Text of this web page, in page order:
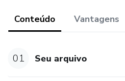
Conteúdo Vantagens
01 Seu arquivo